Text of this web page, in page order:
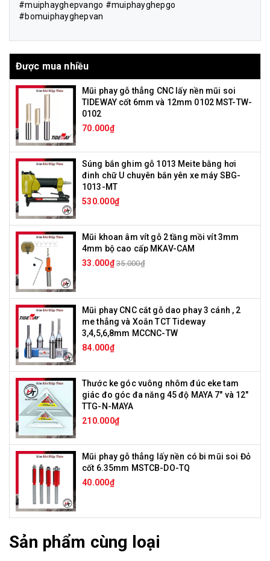
#muiphayghepvango #muiphayghepgo
#bomuiphayghepvan
Được mua nhiều
Mũi phay gỗ thẳng CNC lấy nền mũi soi
TIDEWAY cốt 6mm và 12mm 0102 MST-TW-
0102
70.000₫
Súng bắn ghim gỗ 1013 Meite bằng hơi
đinh chữ U chuyên bắn yên xe máy SBG-
1013-MT
530.000₫
Mũi khoan âm vít gỗ 2 tầng mồi vít 3mm
4mm bộ cao cấp MKAV-CAM
33.000₫ 35.000₫
Mũi phay CNC cắt gỗ dao phay 3 cánh , 2
me thẳng và Xoắn TCT Tideway
3,4,5,6,8mm MCCNC-TW
84.000₫
Thước ke góc vuông nhôm đúc eke tam
giác đo góc đa năng 45 độ MAYA 7" và 12"
TTG-N-MAYA
210.000₫
Mũi phay gỗ thẳng lấy nền có bi mũi soi Đỏ
cốt 6.35mm MSTCB-DO-TQ
40.000₫
Sản phẩm cùng loại